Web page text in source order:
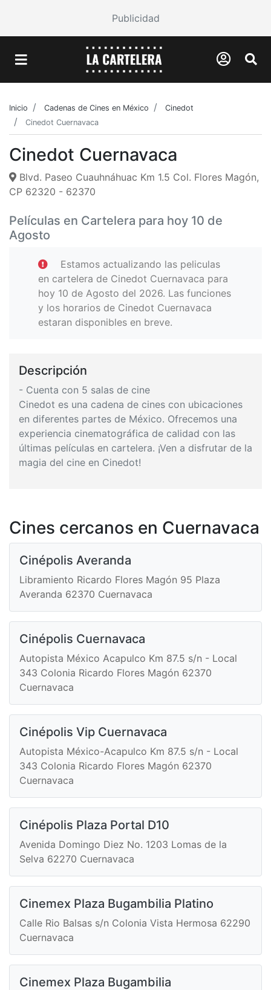
Publicidad
Inicio Cadenas de Cines en México
Cinedot
Cinedot Cuernavaca
Cinedot Cuernavaca
Blvd. Paseo Cuauhnáhuac Km 1.5 Col. Flores Magón,
CP 62320 - 62370
Películas en Cartelera para hoy 10 de
Agosto
Estamos actualizando las peliculas
en cartelera de Cinedot Cuernavaca para
hoy 10 de Agosto del 2026. Las funciones
y los horarios de Cinedot Cuernavaca
estaran disponibles en breve.
Descripción
- Cuenta con 5 salas de cine
Cinedot es una cadena de cines con ubicaciones
en diferentes partes de México. Ofrecemos una
experiencia cinematográfica de calidad con las
últimas películas en cartelera. ¡Ven a disfrutar de la
magia del cine en Cinedot!
Cines cercanos en Cuernavaca
Cinépolis Averanda
Libramiento Ricardo Flores Magón 95 Plaza
Averanda 62370 Cuernavaca
Cinépolis Cuernavaca
Autopista México Acapulco Km 87.5 s/n - Local
343 Colonia Ricardo Flores Magón 62370
Cuernavaca
Cinépolis Vip Cuernavaca
Autopista México-Acapulco Km 87.5 s/n - Local
343 Colonia Ricardo Flores Magón 62370
Cuernavaca
Cinépolis Plaza Portal D10
Avenida Domingo Diez No. 1203 Lomas de la
Selva 62270 Cuernavaca
Cinemex Plaza Bugambilia Platino
Calle Rio Balsas s/n Colonia Vista Hermosa 62290
Cuernavaca
Cinemex Plaza Bugambilia